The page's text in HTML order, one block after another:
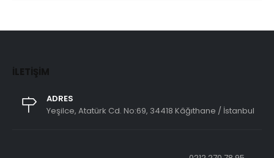
İLETIŞIM
ADRES
Yeşilce, Atatürk Cd. No:69, 34418 Kâğıthane / İstanbul